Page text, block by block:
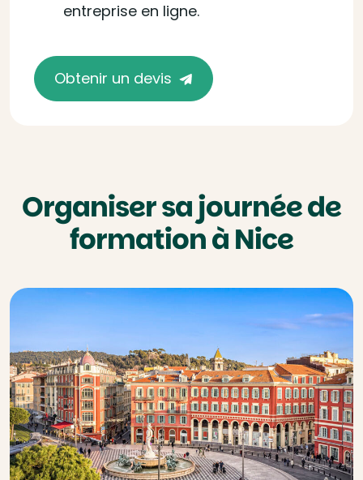
entreprise en ligne.
Obtenir un devis
Organiser sa journée de
formation à Nice